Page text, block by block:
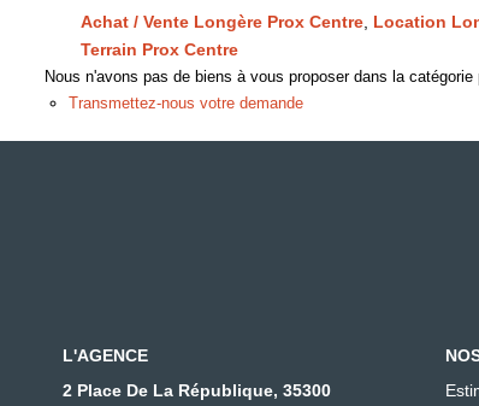
Achat / Vente Longère Prox Centre Location
Terrain Prox Centre
Nous n'avons pas de biens à vous proposer dans la
Transmettez-nous votre demande
L'AGENCE
2 Place De La République, 35300